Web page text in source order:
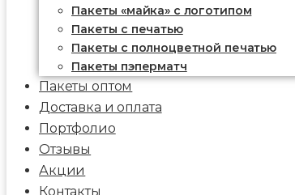
Пакеты «майка» с логотипом
Пакеты c печатью
Пакеты с полноцветной печатью
Пакеты пэперматч
Пакеты оптом
Доставка и оплата
Портфолио
Отзывы
Акции
Контакты